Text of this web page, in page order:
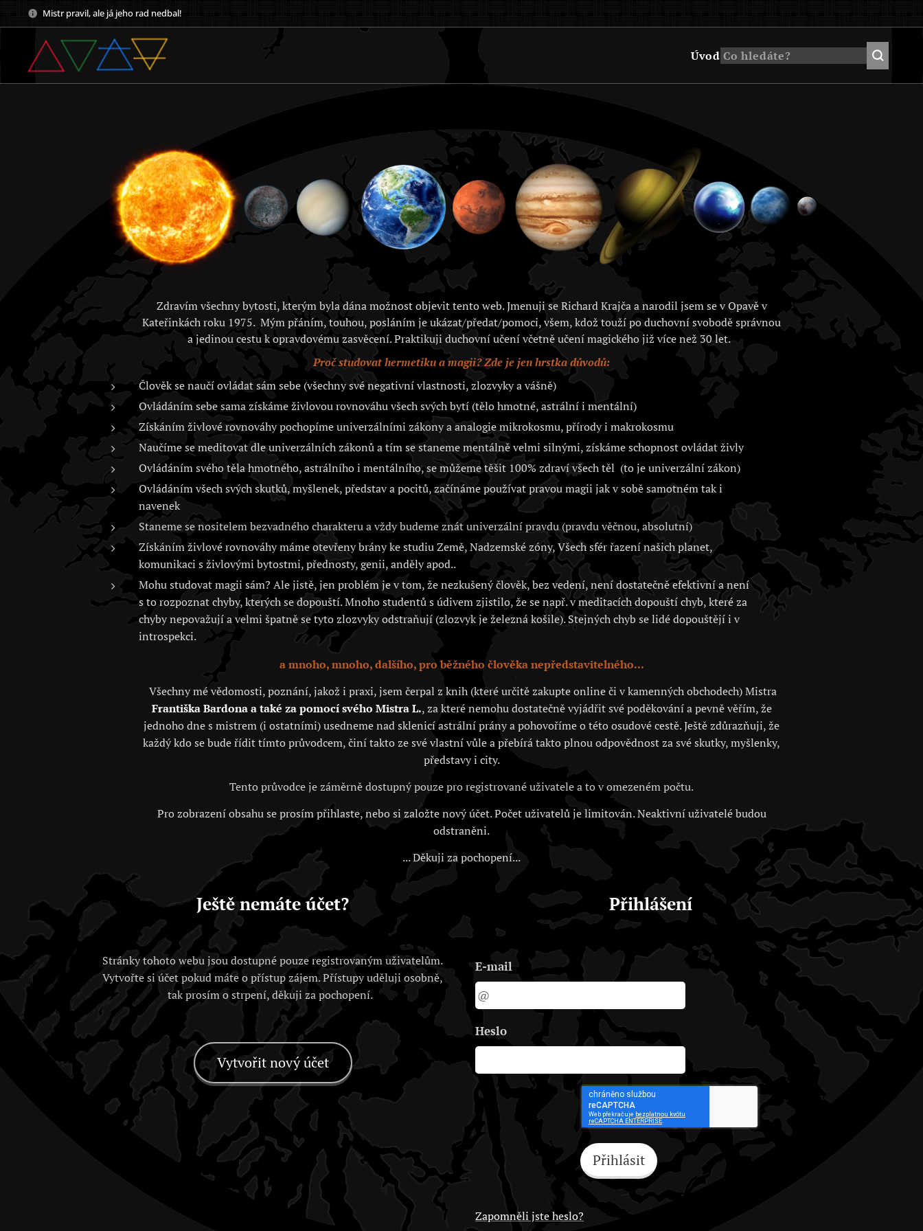
Mistr pravil, ale já jeho rad nedbal!
Úvod
Zdravím všechny bytosti, kterým byla dána možnost objevit tento web. Jmenuji se Richard Krajča a narodil jsem se v Opavě v
Kateřinkách roku 1975. Mým přáním, touhou, posláním je ukázat/předat/pomoci, všem, kdož touží po duchovní svobodě správnou
a jedinou cestu k opravdovému zasvěcení. Praktikuji duchovní učení včetně učení magického již více než 30 let.
Proč studovat hermetiku a magii? Zde je jen hrstka důvodů:
Člověk se naučí ovládat sám sebe (všechny své negativní vlastnosti, zlozvyky a vášně)
Ovládáním sebe sama získáme živlovou rovnováhu všech svých bytí (tělo hmotné, astrální i mentální)
Získáním živlové rovnováhy pochopíme univerzálními zákony a analogie mikrokosmu, přírody i makrokosmu
Naučíme se meditovat dle univerzálních zákonů a tím se staneme mentálně velmi silnými, získáme schopnost ovládat živly
Ovládáním svého těla hmotného, astrálního i mentálního, se můžeme těšit 100% zdraví všech těl (to je univerzální zákon)
Ovládáním všech svých skutků, myšlenek, představ a pocitů, začínáme používat pravou magii jak v sobě samotném tak i
navenek
Staneme se nositelem bezvadného charakteru a vždy budeme znát univerzální pravdu (pravdu věčnou, absolutní)
Získáním živlové rovnováhy máme otevřeny brány ke studiu Země, Nadzemské zóny, Všech sfér řazení našich planet,
komunikaci s živlovými bytostmi, přednosty, genii, anděly apod..
Mohu studovat magii sám? Ale jistě, jen problém je v tom, že nezkušený člověk, bez vedení, není dostatečně efektivní a není
s to rozpoznat chyby, kterých se dopouští. Mnoho studentů s údivem zjistilo, že se např. v meditacích dopouští chyb, které za
chyby nepovažují a velmi špatně se tyto zlozvyky odstraňují (zlozvyk je železná košile). Stejných chyb se lidé dopouštějí i v
introspekci.
a mnoho, mnoho, dalšího, pro běžného člověka nepředstavitelného...
Všechny mé vědomosti, poznání, jakož i praxi, jsem čerpal z knih (které určitě zakupte online či v kamenných obchodech) Mistra
Františka Bardona a také za pomocí svého Mistra L., za které nemohu dostatečně vyjádřit své poděkování a pevně věřím, že
jednoho dne s mistrem (i ostatními) usedneme nad sklenicí astrální prány a pohovoříme o této osudové cestě. Ještě zdůrazňuji, že
každý kdo se bude řídit tímto průvodcem, činí takto ze své vlastní vůle a přebírá takto plnou odpovědnost za své skutky, myšlenky,
představy i city.
Tento průvodce je záměrně dostupný pouze pro registrované uživatele a to v omezeném počtu.
Pro zobrazení obsahu se prosím přihlaste, nebo si založte nový účet. Počet uživatelů je limitován. Neaktivní uživatelé budou
odstraněni.
... Děkuji za pochopení...
Ještě nemáte účet?
Stránky tohoto webu jsou dostupné pouze registrovaným uživatelům.
Vytvořte si účet pokud máte o přístup zájem. Přístupy uděluji osobně,
tak prosím o strpení, děkuji za pochopení.
Vytvořit nový účet
Přihlášení
E-mail
Heslo
Přihlásit
Zapomněli jste heslo?